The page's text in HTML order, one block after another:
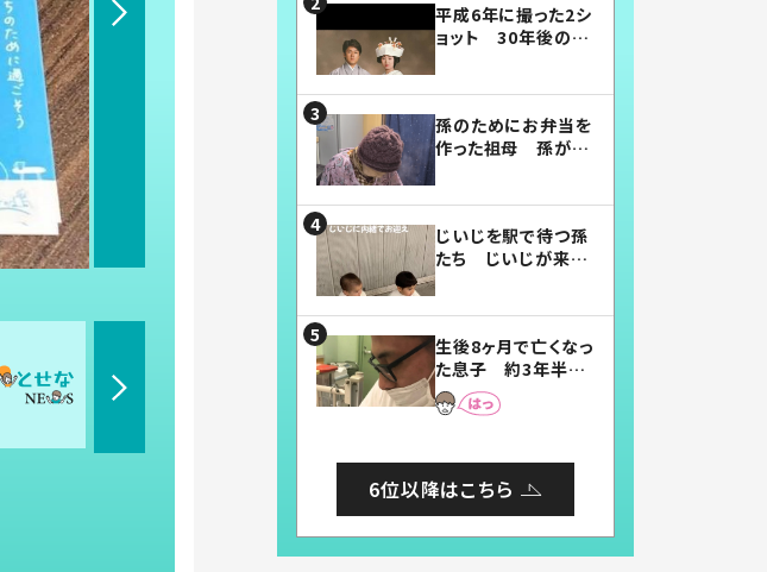
平成6年に撮った2シ
ョット 30年後の姿
孫のためにお弁当を
作った祖母 孫が絶
じいじを駅で待つ孫
たち じいじが来た
まらない」「幸せにな
れる」
生後8ヶ月で亡くなっ
た息子 約3年半
後、当時の妻の日記
に書いてあった本音
6位以降はこちら